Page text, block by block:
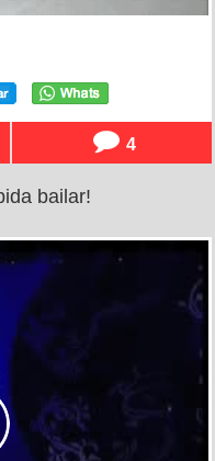
4
bailar!